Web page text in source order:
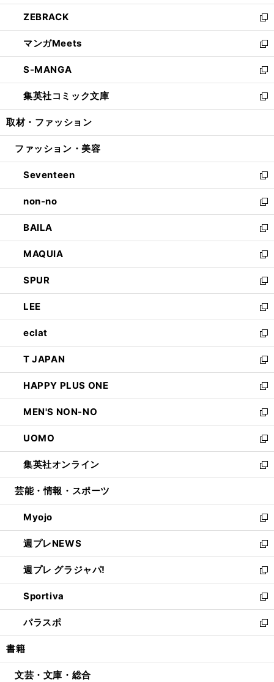
開
く
ウ
で
開
く
ン
ド
ウ
で
開
く
ウ
ィ
ン
ド
ウ
で
開
く
し
い
ウ
ィ
ン
ド
ウ
で
開
ZEBRACK
新
し
い
ウ
ィ
ン
ド
ウ
開
マンガMeets
新
し
い
ウ
ィ
ン
ウ
開
く
S-MANGA
新
し
い
ウ
ン
ウ
で
開
く
集英社コミック文庫
新
し
ウ
ン
ド
ウ
で
開
く
取材・ファッション
ファッション・美容
Seventeen
新
し
い
ウ
ィ
ン
ド
ウ
で
開
く
non-no
新
し
い
ウ
ィ
ン
ド
ウ
で
開
く
BAILA
新
し
い
ウ
ィ
ン
ド
ウ
で
開
く
MAQUIA
新
し
い
ウ
ィ
ン
ド
ウ
で
開
く
SPUR
新
し
い
ウ
ィ
ン
ド
ウ
で
開
く
LEE
新
し
い
ウ
ィ
ン
ド
ウ
で
開
く
eclat
新
し
い
ウ
ィ
ン
ド
ウ
で
開
く
T JAPAN
新
し
い
ウ
ィ
ン
ド
ウ
で
開
HAPPY PLUS ONE
新
し
い
ウ
ィ
ン
ド
ウ
開
く
MEN'S NON-NO
新
し
い
ウ
ィ
ン
ウ
で
開
く
UOMO
新
し
い
ウ
ン
ド
ウ
で
開
く
集英社オンライン
新
し
ウ
ィ
ン
ド
ウ
で
開
く
芸能・情報・スポーツ
Myojo
新
し
い
ウ
ィ
ン
ド
ウ
で
開
週プレNEWS
新
し
い
ウ
ィ
ン
ド
ウ
開
週プレ グラジャパ!
新
し
い
ウ
ィ
ン
ウ
Sportiva
新
し
い
ウ
ン
パラスポ
新
し
ウ
書籍
文芸・文庫・総合